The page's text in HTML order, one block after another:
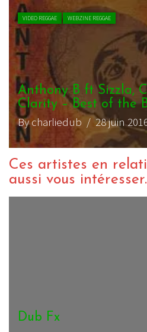
VIDEO REGGAE WEBZINE REGGAE
Anthony B ft Sizzla,
Clarity – Best of the
By charliedub / 28 juin
Ces artistes en
aussi vous
Dub Fx